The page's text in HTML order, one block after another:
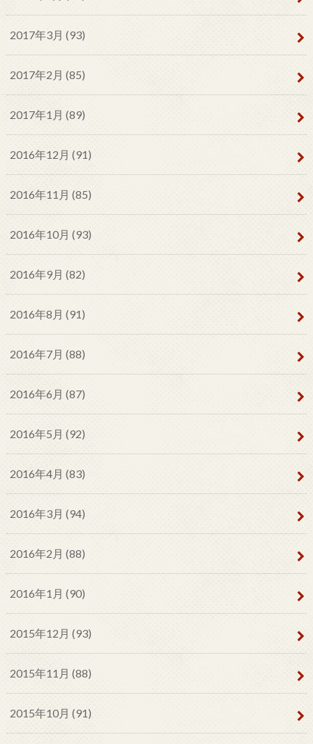
2017年3月 (93)
2017年2月 (85)
2017年1月 (89)
2016年12月 (91)
2016年11月 (85)
2016年10月 (93)
2016年9月 (82)
2016年8月 (91)
2016年7月 (88)
2016年6月 (87)
2016年5月 (92)
2016年4月 (83)
2016年3月 (94)
2016年2月 (88)
2016年1月 (90)
2015年12月 (93)
2015年11月 (88)
2015年10月 (91)